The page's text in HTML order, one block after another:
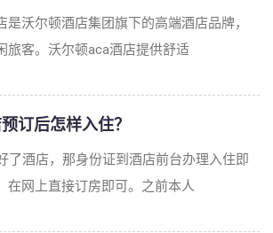
是沃尔顿酒店集团旗下的高端酒店品牌，
旅客。沃尔顿aca酒店提供舒适
订后怎样入住？
了酒店，那身份证到酒店前台办理入住即
在网上直接订房即可。之前本人